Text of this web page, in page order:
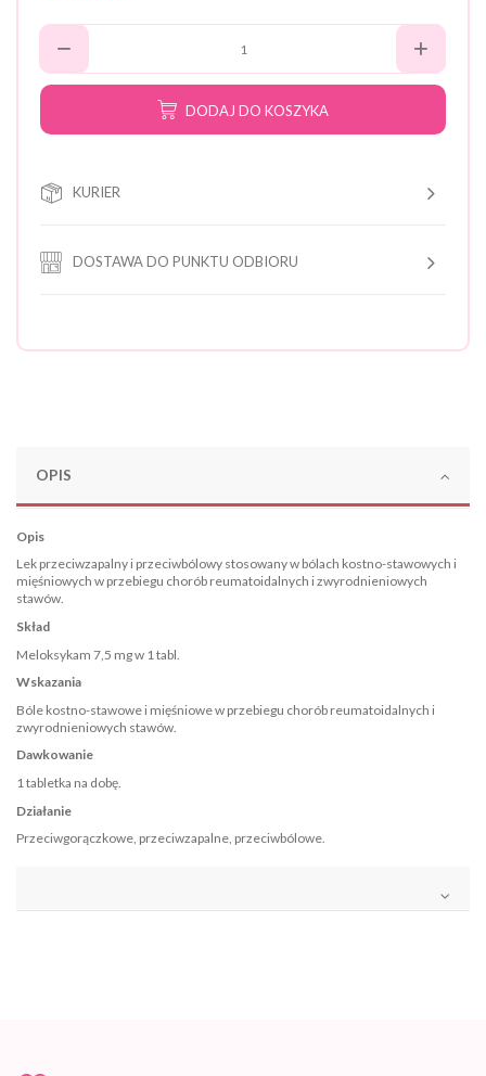
DODAJ DO KOSZYKA
KURIER
DOSTAWA DO PUNKTU ODBIORU
OPIS
Opis
Lek przeciwzapalny i przeciwbólowy stosowany w bólach kostno-stawowych i
mięśniowych w przebiegu chorób reumatoidalnych i zwyrodnieniowych
stawów.
Skład
Meloksykam 7,5 mg w 1 tabl.
Wskazania
Bóle kostno-stawowe i mięśniowe w przebiegu chorób reumatoidalnych i
zwyrodnieniowych stawów.
Dawkowanie
1 tabletka na dobę.
Działanie
Przeciwgorączkowe, przeciwzapalne, przeciwbólowe.